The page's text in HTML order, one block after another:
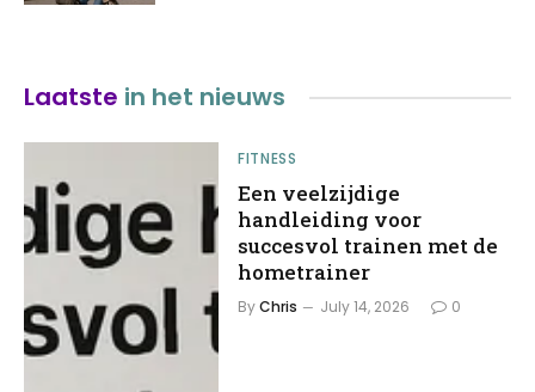
Laatste in het nieuws
FITNESS
Een veelzijdige
handleiding voor
succesvol trainen met de
hometrainer
ByChris July 14, 2026 0